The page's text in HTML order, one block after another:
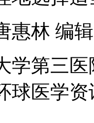
惠林 编
学第三
球医学